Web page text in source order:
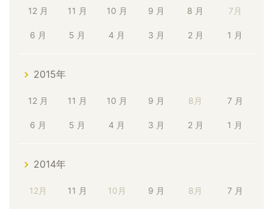
12 月 11 月 10 月 9 月 8 月 7月
6 月 5 月 4 月 3 月 2 月 1 月
2015年
12 月 11 月 10 月 9 月 8月 7 月
6 月 5 月 4 月 3 月 2 月 1 月
2014年
12月 11 月 10月 9 月 8月 7 月